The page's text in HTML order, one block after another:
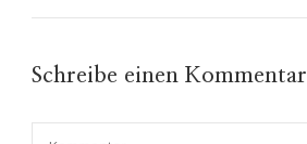
Schreibe einen Kommentar